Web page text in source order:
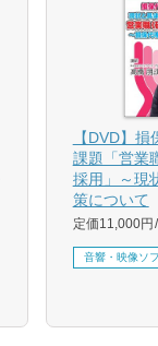
【DVD】
課題「営業
採用」～現
策について
定価11,000円
音響・映像ソ